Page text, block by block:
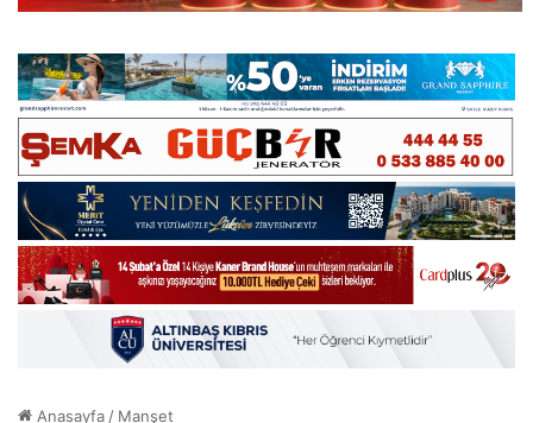
Anasayfa / Manşet